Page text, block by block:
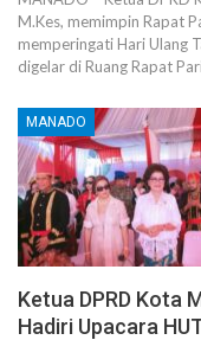
M.Kes, memimpin Rapat
memperingati Hari Ulang
digelar di Ruang Rapat
MANADO
Ketua DPRD Kota
Hadiri Upacara